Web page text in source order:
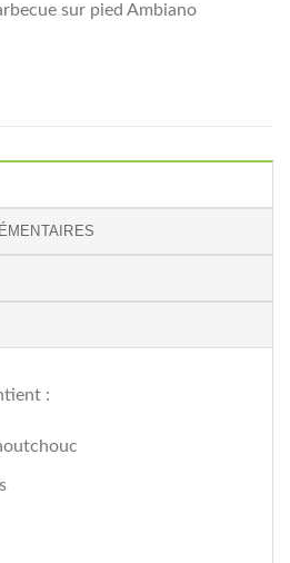
sur pied Ambiano
: